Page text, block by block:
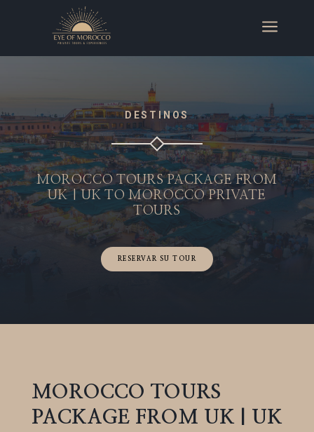
a
DESTINOS
MOROCCO TOURS PACKAGE FROM
UK | UK TO MOROCCO PRIVATE
TOURS
RESERVAR SU TOUR
MOROCCO TOURS
PACKAGE FROM UK | UK